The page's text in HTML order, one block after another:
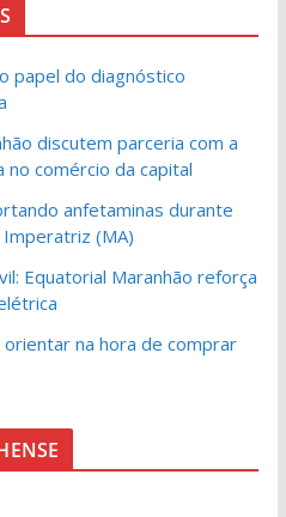
papel do diagnóstico
discutem parceria com a
no comércio da capital
anfetaminas durante
(MA)
Equatorial Maranhão reforça
na hora de comprar